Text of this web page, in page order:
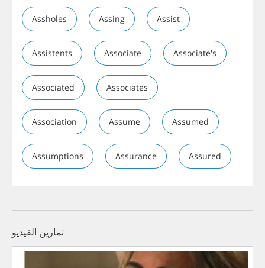
Assholes Assing Assist
Assistents Associate Associate's
Associated Associates
Association Assume Assumed
Assumptions Assurance Assured
تمارين الفيديو